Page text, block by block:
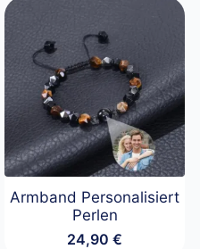
Armband Personalisiert
Perlen
24,90€